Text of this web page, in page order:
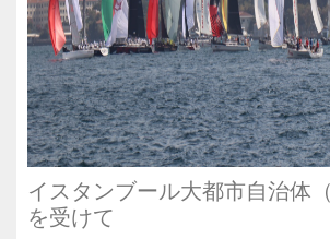
イスタンブール大都市自治体
を受けて